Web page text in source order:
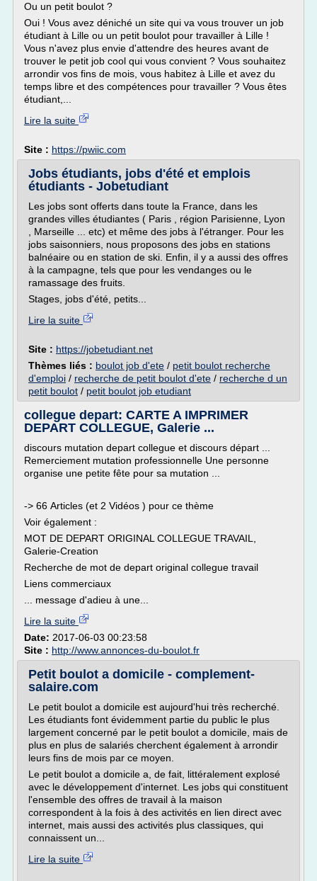
Ou un petit boulot ?
Oui ! Vous avez déniché un site qui va vous trouver un job
étudiant à Lille ou un petit boulot pour travailler à Lille !
Vous n'avez plus envie d'attendre des heures avant de
trouver le petit job cool qui vous convient ? Vous souhaitez
arrondir vos fins de mois, vous habitez à Lille et avez du
temps libre et des compétences pour travailler ? Vous êtes
étudiant,...
Lire la suite
Site : https://pwiic.com
Jobs étudiants, jobs d'été et emplois
étudiants - Jobetudiant
Les jobs sont offerts dans toute la France, dans les
grandes villes étudiantes ( Paris , région Parisienne, Lyon
, Marseille ... etc) et même des jobs à l'étranger. Pour les
jobs saisonniers, nous proposons des jobs en stations
balnéaire ou en station de ski. Enfin, il y a aussi des offres
à la campagne, tels que pour les vendanges ou le
ramassage des fruits.
Stages, jobs d'été, petits...
Lire la suite
Site : https://jobetudiant.net
Thèmes liés : boulot job d'ete / petit boulot recherche
d'emploi / recherche de petit boulot d'ete / recherche d un
petit boulot / petit boulot job etudiant
collegue depart: CARTE A IMPRIMER
DEPART COLLEGUE, Galerie ...
discours mutation depart collegue et discours départ ...
Remerciement mutation professionnelle Une personne
organise une petite fête pour sa mutation ...
-> 66 Articles (et 2 Vidéos ) pour ce thème
Voir également :
MOT DE DEPART ORIGINAL COLLEGUE TRAVAIL,
Galerie-Creation
Recherche de mot de depart original collegue travail
Liens commerciaux
... message d'adieu à une...
Lire la suite
Date: 2017-06-03 00:23:58
Site : http://www.annonces-du-boulot.fr
Petit boulot a domicile - complement-
salaire.com
Le petit boulot a domicile est aujourd'hui très recherché.
Les étudiants font évidemment partie du public le plus
largement concerné par le petit boulot a domicile, mais de
plus en plus de salariés cherchent également à arrondir
leurs fins de mois par ce moyen.
Le petit boulot a domicile a, de fait, littéralement explosé
avec le développement d'internet. Les jobs qui constituent
l'ensemble des offres de travail à la maison
correspondent à la fois à des activités en lien direct avec
internet, mais aussi des activités plus classiques, qui
connaissent un...
Lire la suite